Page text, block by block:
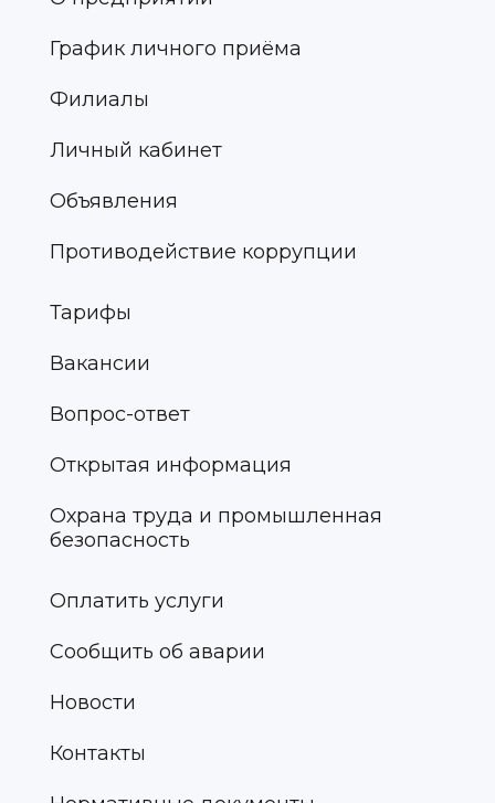
График личного приёма
Филиалы
Личный кабинет
Объявления
Противодействие коррупции
Тарифы
Вакансии
Вопрос-ответ
Открытая информация
Охрана труда и промышленная
безопасность
Оплатить услуги
Сообщить об аварии
Новости
Контакты